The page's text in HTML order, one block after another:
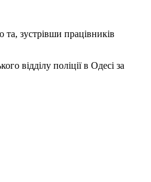
та, зустрівши працівників
відділу поліції в Одесі за